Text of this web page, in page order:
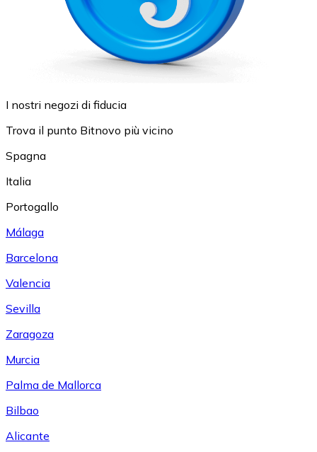
I nostri negozi di fiducia
Trova il punto Bitnovo più vicino
Spagna
Italia
Portogallo
Málaga
Barcelona
Valencia
Sevilla
Zaragoza
Murcia
Palma de Mallorca
Bilbao
Alicante